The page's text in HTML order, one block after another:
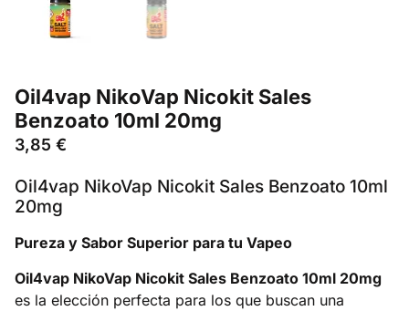
Oil4vap NikoVap Nicokit Sales
Benzoato 10ml 20mg
3,85 €
Oil4vap NikoVap Nicokit Sales Benzoato 10ml
20mg
Pureza y Sabor Superior para tu Vapeo
Oil4vap NikoVap Nicokit Sales Benzoato 10ml 20mg
es la elección perfecta para los que buscan una